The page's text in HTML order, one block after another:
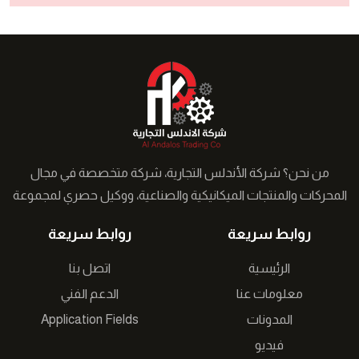
من نحن؟ شركة الأندلس التجارية، شركة متخصصة في مجال
المحركات والمنتجات الميكانيكية والصناعية، ووكيل حصري لمجموعة
مبتكرة لقطاع الصناعة �...روابط سريعة
الرئيسية
معلومات عنا
المدونات
فيديو
روابط سريعة
اتصل بنا
الدعم الفني
Application Fields